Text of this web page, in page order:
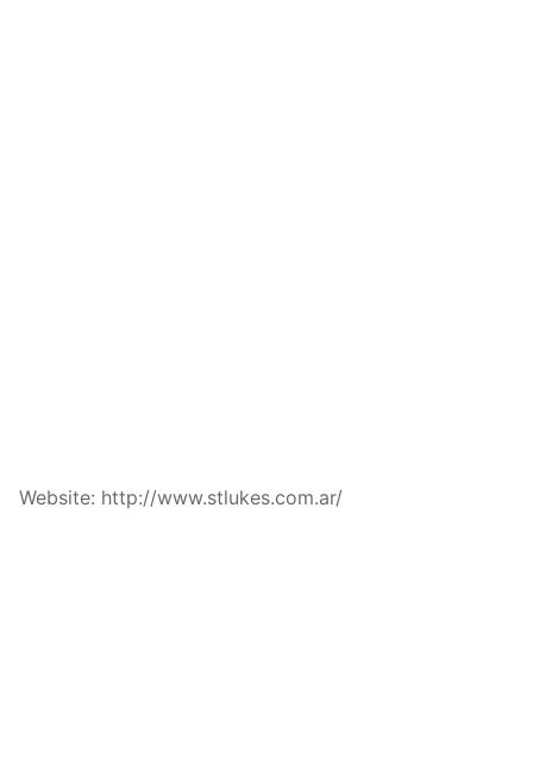
Website: http://www.stlukes.com.ar/